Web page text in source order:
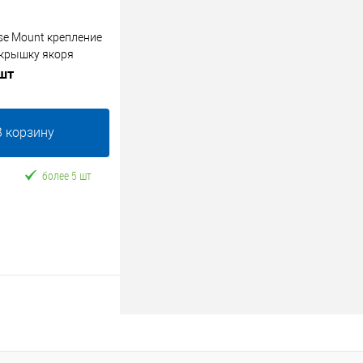
Mount крепление
якоря
корзину
более 5 шт